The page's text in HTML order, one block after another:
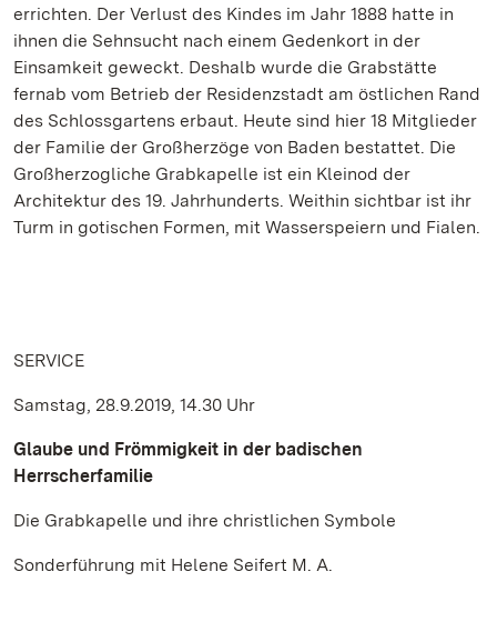
errichten. Der Verlust des Kindes im Jahr 1888 hatte in
ihnen die Sehnsucht nach einem Gedenkort in der
Einsamkeit geweckt. Deshalb wurde die Grabstätte
fernab vom Betrieb der Residenzstadt am östlichen Rand
des Schlossgartens erbaut. Heute sind hier 18 Mitglieder
der Familie der Großherzöge von Baden bestattet. Die
Großherzogliche Grabkapelle ist ein Kleinod der
Architektur des 19. Jahrhunderts. Weithin sichtbar ist ihr
Turm in gotischen Formen, mit Wasserspeiern und Fialen.
SERVICE
Samstag, 28.9.2019, 14.30 Uhr
Glaube und Frömmigkeit in der badischen
Herrscherfamilie
Die Grabkapelle und ihre christlichen Symbole
Sonderführung mit Helene Seifert M. A.